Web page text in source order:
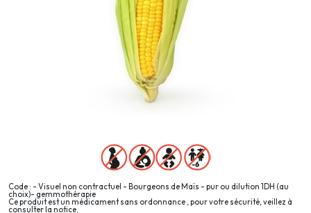
Code : - Visuel non contractuel - Bourgeons de Maïs - pur ou dilution 1DH (au
choix)- gemmothérapie
Ce produit est un médicament sans ordonnance , pour votre sécurité, veillez à
consulter la notice.